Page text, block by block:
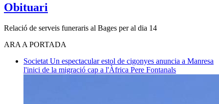
Obituari
Relació de serveis funeraris al Bages per al dia 14
ARA A PORTADA
Societat Un espectacular estol de cigonyes anuncia a Manresa
l'inici de la migració cap a l'Àfrica Pere Fontanals